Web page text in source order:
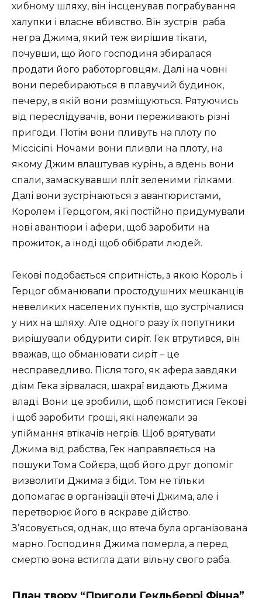
хибному шляху, він інсценував пограбування
халупки і власне вбивство. Він зустрів раба
негра Джима, який теж вирішив тікати,
почувши, що його господиня збиралася
продати його работорговцям. Далі на човні
вони перебираються в плавучий будинок,
печеру, в якій вони розміщуються. Рятуючись
від переслідувачів, вони переживають різні
пригоди. Потім вони пливуть на плоту по
Міссісіпі. Ночами вони пливли на плоту, на
якому Джим влаштував курінь, а вдень вони
спали, замаскувавши пліт зеленими гілками.
Далі вони зустрічаються з авантюристами,
Королем і Герцогом, які постійно придумували
нові авантюри і афери, щоб заробити на
прожиток, а іноді щоб обібрати людей.
Гекові подобається спритність, з якою Король і
Герцог обманювали простодушних мешканців
невеликих населених пунктів, що зустрічалися
у них на шляху. Але одного разу їх попутники
вирішували обдурити сиріт. Гек втрутився, він
вважав, що обманювати сиріт – це
несправедливо. Після того, як афера завдяки
діям Гека зірвалася, шахраї видають Джима
владі. Вони це зробили, щоб помститися Гекові
і щоб заробити гроші, які належали за
упіймання втікачів негрів. Щоб врятувати
Джима від рабства, Гек направляється на
пошуки Тома Сойєра, щоб його друг допоміг
визволити Джима з біди. Том не тільки
допомагає в організації втечі Джима, але і
перетворює його в яскраве дійство.
З’ясовується, однак, що втеча була організована
марно. Господиня Джима померла, а перед
смертю вона встигла дати вільну свого раба.